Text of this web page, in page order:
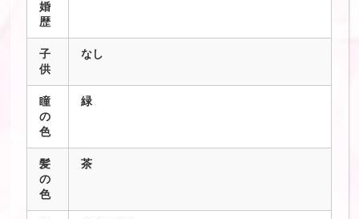
婚
歴
子
供
なし
瞳
の
色
緑
髪
の
色
茶